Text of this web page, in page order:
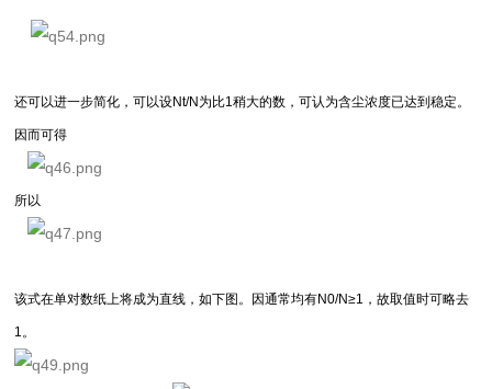
还可以进一步简化，可以设Nt/N为比1稍大的数，可认为含尘浓度已达到稳定。
因而可得
所以
该式在单对数纸上将成为直线，如下图。因通常均有N0/N≥1，故取值时可略去
1。